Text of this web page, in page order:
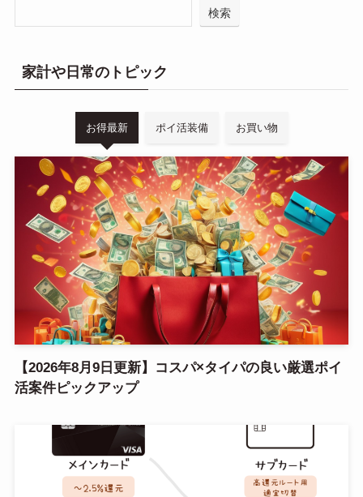
検索
家計や日常のトピック
お得最新 ポイ活装備 お買い物
【2026年8月9日更新】コスパ×タイパの良い厳選ポイ
活案件ピックアップ